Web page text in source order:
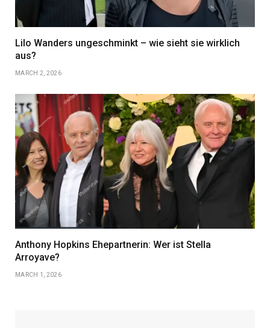
Lilo Wanders ungeschminkt – wie sieht sie wirklich
aus?
MARCH 2, 2026
Anthony Hopkins Ehepartnerin: Wer ist Stella
Arroyave?
MARCH 1, 2026